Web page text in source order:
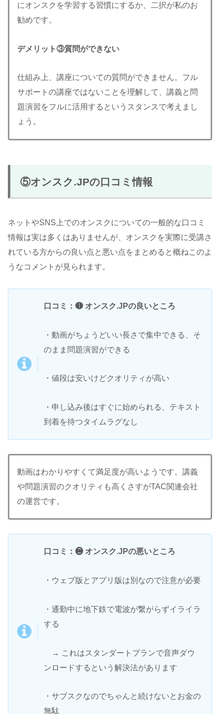
にオンスクを学習する習慣にするか、二択が私のお
勧めです。
デメリット③質問ができない
仕組み上、講座についての質問ができません。フル
サポートの講座ではないことを理解して、講義と問
題演習をフルに活用するというスタンスで考えまし
ょう。
⑤オンスク.JPの口コミ情報
ネットやSNS上でのオンスクについての一般的な口コミ
情報は実は多くはありませんが、オンスクを実際に受講さ
れている方からの良い点と悪い点をまとめると概ねこのよ
うなコメントが見られます。
口コミ：❶ オンスク.JPの良いところ
・動画がちょうどいい長さで集中できる、そ
のまま問題演習ができる
・値段は安いけどクオリティが高い
・申し込み後はすぐに始められる、テキスト
到着を待つタイムラグなし
動画はわかりやすくて満足度が高いようです。講義
や問題演習のクオリティも高くさすがTAC関連会社
の運営です。
口コミ：❷ オンスク.JPの悪いところ
・ウェブ版とアプリ版は別なので注意が必要
・通勤中に地下鉄で電波が繋がらずイライラ
する
→ これはスタンダートプランで音声ダウ
ンロードするという解決法があります
・サブスクなのでちゃんと続けないとお金の
無駄